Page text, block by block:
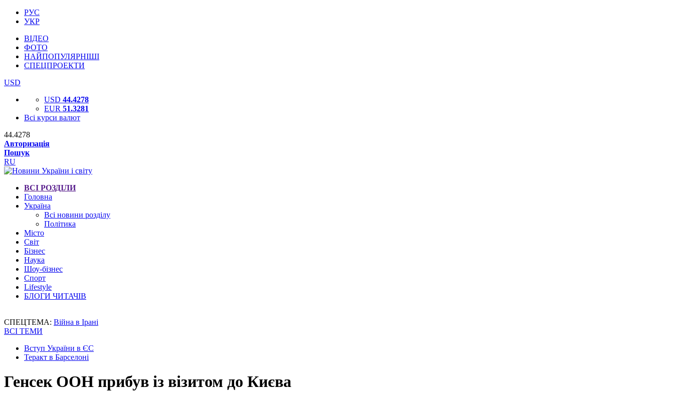
РУС
УКР
ВІДЕО
ФОТО
НАЙПОПУЛЯРНІШІ
СПЕЦПРОЕКТИ
USD
USD 44.4278
EUR 51.3281
Всі курси валют
44.4278
Авторизація
Пошук
RU
ВСІ РОЗДІЛИ
Головна
Україна
Всі новини розділу
Політика
Місто
Світ
Бізнес
Наука
Шоу-бізнес
Спорт
Lifestyle
БЛОГИ ЧИТАЧІВ
СПЕЦТЕМА: Війна в Ірані
ВСІ ТЕМИ
Вступ України в ЄС
Теракт в Барселоні
Генсек ООН прибув із візитом до Києва